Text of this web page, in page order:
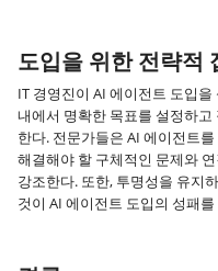
도입을 위한 전략적
IT 경영진이 AI 에이전트 도입
내에서 명확한 목표를 설정하
한다. 전문가들은 AI 에이전트
해결해야 할 구체적인 문제와
강조한다. 또한, 투명성을 유지
것이 AI 에이전트 도입의 성패